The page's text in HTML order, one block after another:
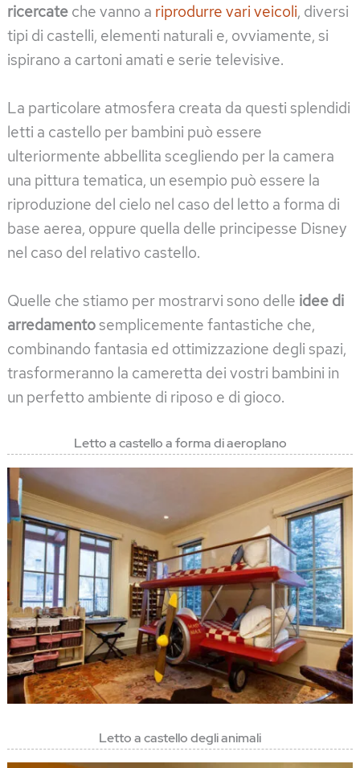
ricercate che vanno a riprodurre vari veicoli, diversi
tipi di castelli, elementi naturali e, ovviamente, si
ispirano a cartoni amati e serie televisive.
La particolare atmosfera creata da questi splendidi
letti a castello per bambini può essere
ulteriormente abbellita scegliendo per la camera
una pittura tematica, un esempio può essere la
riproduzione del cielo nel caso del letto a forma di
base aerea, oppure quella delle principesse Disney
nel caso del relativo castello.
Quelle che stiamo per mostrarvi sono delle idee di
arredamentosemplicemente fantastiche che,
combinando fantasia ed ottimizzazione degli spazi,
trasformeranno la cameretta dei vostri bambini in
un perfetto ambiente di riposo e di gioco.
Letto a castello a forma di aeroplano
Letto a castello degli animali